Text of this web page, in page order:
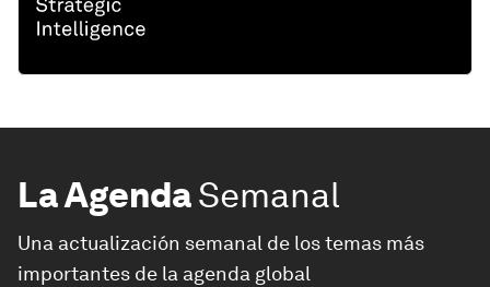
La AgendaSemanal
Una actualización semanal de los temas más
importantes de la agenda global